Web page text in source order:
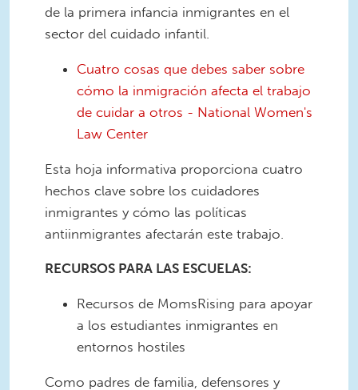
de la primera infancia inmigrantes en el
sector del cuidado infantil.
Cuatro cosas que debes saber sobre
cómo la inmigración afecta el trabajo
de cuidar a otros - National Women's
Law Center
Esta hoja informativa proporciona cuatro
hechos clave sobre los cuidadores
inmigrantes y cómo las políticas
antiinmigrantes afectarán este trabajo.
RECURSOS PARA LAS ESCUELAS:
Recursos de MomsRising para apoyar
a los estudiantes inmigrantes en
entornos hostiles
Como padres de familia, defensores y